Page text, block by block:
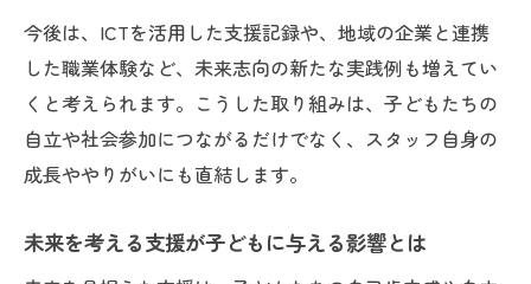
子ども主体の支援内容で自己肯定感を育む
秘訣
放課後等デイサービス支援内容の工夫と実
践事例
選び方
自立支援活動が切り開く未来への可能性
今後は、ICTを活用した支援記録や、地域の企業と連携
した職業体験など、未来志向の新たな実践例も増えてい
くと考えられます。こうした取り組みは、子どもたちの
自立や社会参加につながるだけでなく、スタッフ自身の
成長ややりがいにも直結します。
未来を考える支援が子どもに与える影響とは